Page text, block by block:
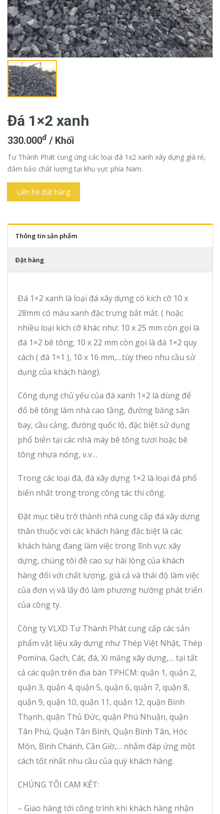
Đá 1×2 xanh
330.000đ / Khối
Tư Thành Phát cung ứng các loại đá 1x2 xanh xây dựng giá rẻ,
đảm bảo chất lượng tại khu vực phía Nam.
Liên hệ đặt hàng
Thông tin sản phẩm
Đặt hàng
Đá 1×2 xanh là loại đá xây dựng có kích cỡ 10 x
28mm có màu xanh đặc trưng bắt mắt. ( hoặc
nhiều loại kích cỡ khác như: 10 x 25 mm còn gọi là
đá 1×2 bê tông; 10 x 22 mm còn gọi là đá 1×2 quy
cách ( đá 1×1 ), 10 x 16 mm,…tùy theo nhu cầu sử
dụng của khách hàng).
Công dụng chủ yếu của đá xanh 1×2 là dùng để
đổ bê tông làm nhà cao tầng, đường băng sân
bay, cầu cảng, đường quốc lộ, đặc biệt sử dụng
phổ biến tại các nhà máy bê tông tươi hoặc bê
tông nhựa nóng, v.v…
Trong các loại đá, đá xây dựng 1×2 là loại đá phổ
biến nhất trong trong công tác thi công.
Đặt mục tiêu trở thành nhà cung cấp đá xây dựng
thân thuộc với các khách hàng đặc biệt là các
khách hàng đang làm việc trong lĩnh vực xây
dựng, chúng tôi đề cao sự hài lòng của khách
hàng đối với chất lượng, giá cả và thái độ làm việc
của đơn vị và lấy đó làm phương hướng phát triển
của công ty.
Công ty VLXD Tư Thành Phát cung cấp các sản
phẩm vật liệu xây dựng như Thép Việt Nhật, Thép
Pomina, Gạch, Cát, đá, Xi măng xây dựng,… tại tất
cả các quận trên địa bàn TPHCM: quận 1, quận 2,
quận 3, quận 4, quận 5, quận 6, quận 7, quận 8,
quận 9, quận 10, quận 11, quận 12, quận Bình
Thạnh, quận Thủ Đức, quận Phú Nhuận, quận
Tân Phú, Quận Tân Bình, Quận Bình Tân, Hóc
Môn, Bình Chánh, Cần Giờ,… nhằm đáp ứng một
cách tốt nhất nhu cầu của quý khách hàng.
CHÚNG TÔI CAM KẾT:
– Giao hàng tới công trình khi khách hàng nhận